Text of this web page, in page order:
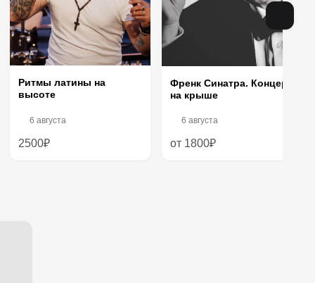
Ритмы латины на
высоте
6 августа
2500₽
Френк Синатра. Концерт
на крыше
6 августа
от 1800₽